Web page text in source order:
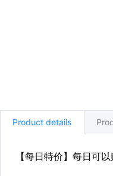
Product details
【每日特价】每日可